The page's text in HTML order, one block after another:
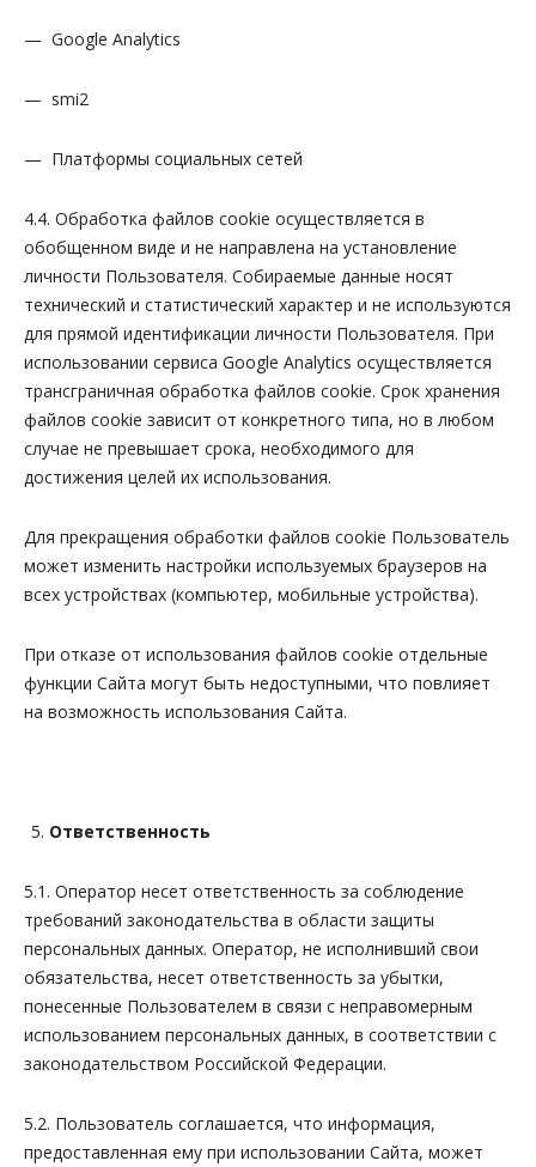
— Google Analytics
— smi2
— Платформы социальных сетей
4.4. Обработка файлов cookie осуществляется в
обобщенном виде и не направлена на установление
личности Пользователя. Собираемые данные носят
технический и статистический характер и не используются
для прямой идентификации личности Пользователя. При
использовании сервиса Google Analytics осуществляется
трансграничная обработка файлов cookie. Срок хранения
файлов cookie зависит от конкретного типа, но в любом
случае не превышает срока, необходимого для
достижения целей их использования.
Для прекращения обработки файлов cookie Пользователь
может изменить настройки используемых браузеров на
всех устройствах (компьютер, мобильные устройства).
При отказе от использования файлов cookie отдельные
функции Сайта могут быть недоступными, что повлияет
на возможность использования Сайта.
Ответственность
5.1. Оператор несет ответственность за соблюдение
требований законодательства в области защиты
персональных данных. Оператор, не исполнивший свои
обязательства, несет ответственность за убытки,
понесенные Пользователем в связи с неправомерным
использованием персональных данных, в соответствии с
законодательством Российской Федерации.
5.2. Пользователь соглашается, что информация,
предоставленная ему при использовании Сайта, может